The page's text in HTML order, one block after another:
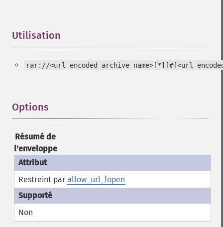
Utilisation
rar://<url encoded archive name>[*][#[<url
Options
Résumé de
l'enveloppe
Restreint par allow_url_fopen
Non